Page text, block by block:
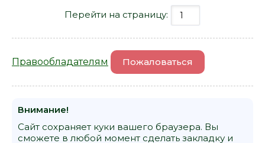
Перейти на страницу:
Правообладателям Пожаловаться
Внимание!
Сайт сохраняет куки вашего браузера. Вы
сможете в любой момент сделать закладку и